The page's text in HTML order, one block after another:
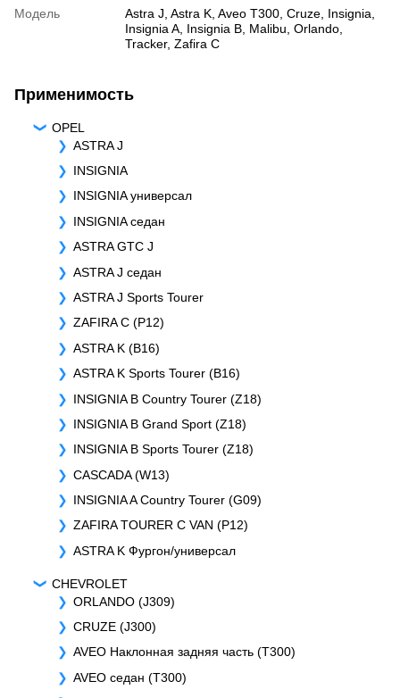
Модель
Astra J Astra K Aveo T300 Cruze Insignia
Insignia A Insignia B Malibu Orlando
Tracker, Zafira C
Применимость
OPEL
ASTRA J
INSIGNIA
INSIGNIA универсал
INSIGNIA седан
ASTRA GTC J
ASTRA J седан
ASTRA J Sports Tourer
ZAFIRA C (P12)
ASTRA K (B16)
ASTRA K Sports Tourer (B16)
INSIGNIA B Country Tourer (Z18)
INSIGNIA B Grand Sport (Z18)
INSIGNIA B Sports Tourer (Z18)
CASCADA (W13)
INSIGNIA A Country Tourer (G09)
ZAFIRA TOURER C VAN (P12)
ASTRA K Фургон/универсал
CHEVROLET
ORLANDO (J309)
CRUZE (J300)
AVEO Наклонная задняя часть (T300)
AVEO седан (T300)